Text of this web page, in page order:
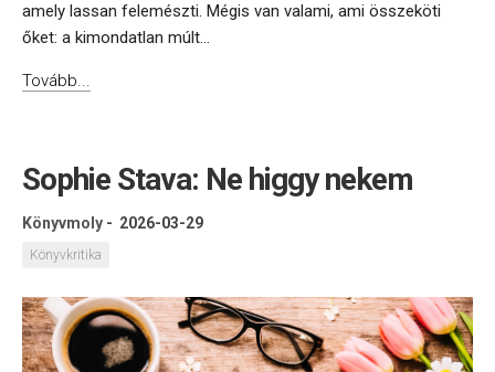
amely lassan felemészti. Mégis van valami, ami összeköti
őket: a kimondatlan múlt...
Tovább...
Sophie Stava: Ne higgy nekem
Könyvmoly - 2026-03-29
Könyvkritika